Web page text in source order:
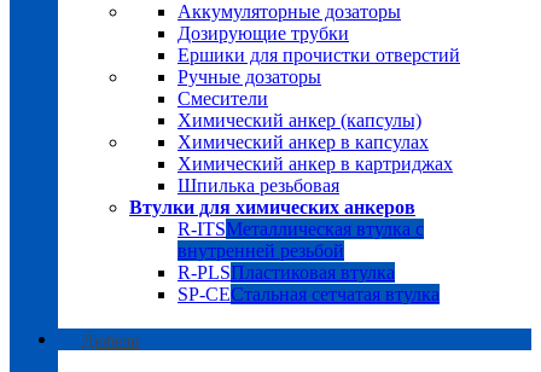
Аккумуляторные дозаторы
Дозирующие трубки
Ершики для прочистки отверстий
Ручные дозаторы
Смесители
Химический анкер (капсулы)
Химический анкер в капсулах
Химический анкер в картриджах
Шпилька резьбовая
Втулки для химических анкеров
R-ITSМеталлическая втулка с
внутренней резьбой
R-PLSПластиковая втулка
SP-CEСтальная сетчатая втулка
Дюбели